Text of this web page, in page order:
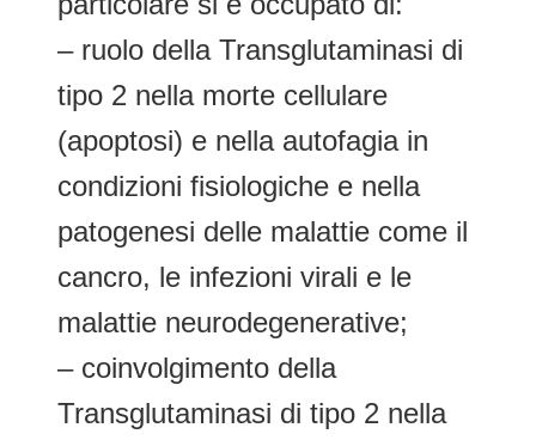
– ruolo della Transglutaminasi di
tipo 2 nella morte cellulare
(apoptosi) e nella autofagia in
condizioni fisiologiche e nella
patogenesi delle malattie come il
cancro, le infezioni virali e le
malattie neurodegenerative;
– coinvolgimento della
Transglutaminasi di tipo 2 nella